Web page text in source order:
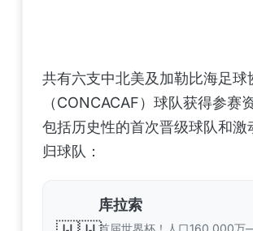
共有六支中北美及加勒比海足球
（CONCACAF）球队获得参赛
包括历史性的首次晋级球队和激
归球队：
库拉索
首届世界杯！人口160,000